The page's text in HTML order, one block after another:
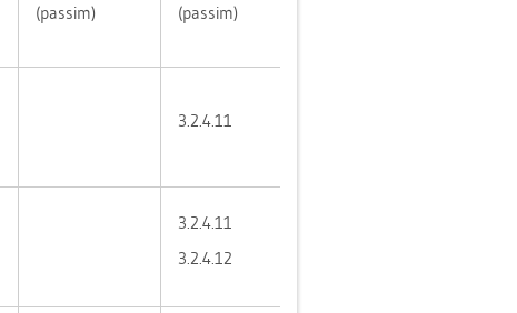
(pas­sim) (pas­sim)
3.​2.​4.​11
3.​2.​4.​11
3.​2.​4.​12